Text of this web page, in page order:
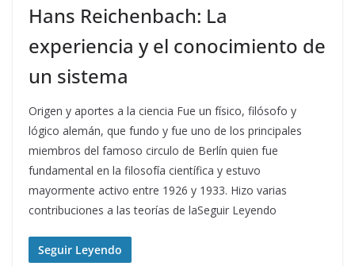
Hans Reichenbach: La
experiencia y el conocimiento de
un sistema
Origen y aportes a la ciencia Fue un físico, filósofo y
lógico alemán, que fundo y fue uno de los principales
miembros del famoso circulo de Berlín quien fue
fundamental en la filosofía científica y estuvo
mayormente activo entre 1926 y 1933. Hizo varias
contribuciones a las teorías de laSeguir Leyendo
Seguir Leyendo